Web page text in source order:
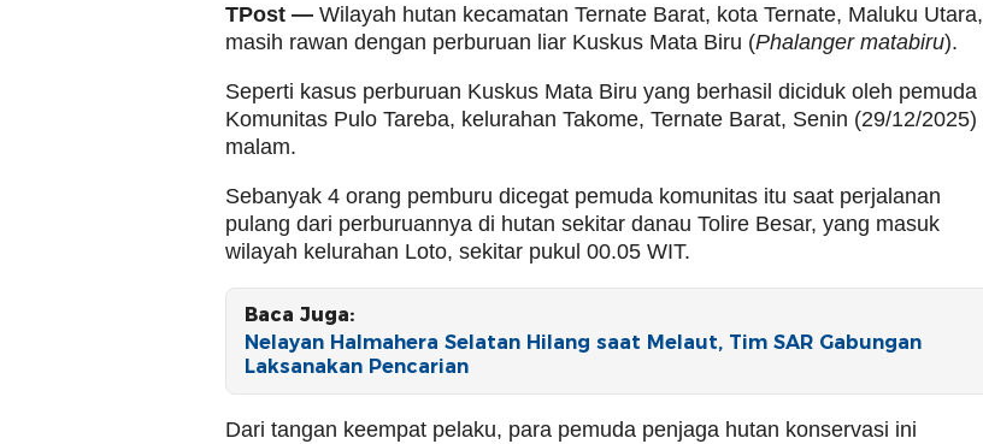
TPost — Wilayah hutan kecamatan Ternate Barat, kota Ternate, Maluku Utara,
masih rawan dengan perburuan liar Kuskus Mata Biru (Phalanger matabiru).
Seperti kasus perburuan Kuskus Mata Biru yang berhasil diciduk oleh pemuda
Komunitas Pulo Tareba, kelurahan Takome, Ternate Barat, Senin (29/12/2025)
malam.
Sebanyak 4 orang pemburu dicegat pemuda komunitas itu saat perjalanan
pulang dari perburuannya di hutan sekitar danau Tolire Besar, yang masuk
wilayah kelurahan Loto, sekitar pukul 00.05 WIT.
Baca Juga:
Nelayan Halmahera Selatan Hilang saat Melaut, Tim SAR Gabungan
Laksanakan Pencarian
Dari tangan keempat pelaku, para pemuda penjaga hutan konservasi ini